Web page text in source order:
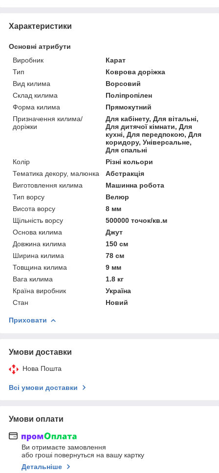
Характеристики
Основні атрибути
Виробник
Карат
Тип
Коврова доріжка
Вид килима
Ворсовий
Склад килима
Поліпропілен
Форма килима
Прямокутний
Призначення килима/
доріжки
Для кабінету, Для вітальні,
Для дитячої кімнати, Для
кухні, Для передпокою, Для
коридору, Універсальне,
Для спальні
Колір
Різні кольори
Тематика декору, малюнка
Абстракція
Виготовлення килима
Машинна робота
Тип ворсу
Велюр
Висота ворсу
8 мм
Щільність ворсу
500000 точок/кв.м
Основа килима
Джут
Довжина килима
150 см
Ширина килима
78 см
Товщина килима
9 мм
Вага килима
1.8 кг
Країна виробник
Україна
Стан
Новий
Приховати
Умови доставки
Нова Пошта
Всі умови доставки
Умови оплати
Ви отримаєте замовлення
або гроші повернуться на вашу картку
Детальніше